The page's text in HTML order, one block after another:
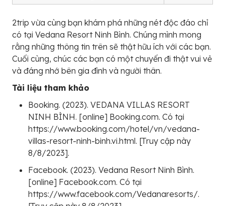
2trip vừa cùng bạn khám phá những nét độc đáo chỉ
có tại Vedana Resort Ninh Bình. Chúng mình mong
rằng những thông tin trên sẽ thật hữu ích với các bạn.
Cuối cùng, chúc các bạn có một chuyến đi thật vui vẻ
và đáng nhớ bên gia đình và người thân.
Tài liệu tham khảo
Booking. (2023). VEDANA VILLAS RESORT
NINH BÌNH. [online] Booking.com. Có tại
https://www.booking.com/hotel/vn/vedana-
villas-resort-ninh-binh.vi.html. [Truy cập này
8/8/2023].
Facebook. (2023). Vedana Resort Ninh Bình.
[online] Facebook.com. Có tại
https://www.facebook.com/Vedanaresorts/.